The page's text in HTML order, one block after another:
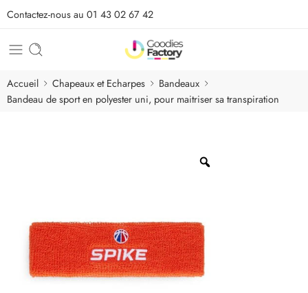
Contactez-nous au 01 43 02 67 42
Accueil Chapeaux et Echarpes
Bandeaux
Bandeau de sport en polyester uni, pour maitriser sa transpiration